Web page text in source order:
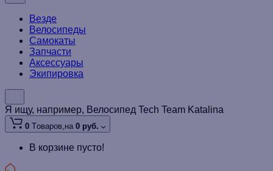
Везде
Велосипеды
Самокаты
Запчасти
Аксессуары
Экипировка
Я ищу, например, Велосипед Tech Team Katalina
0 Tоваров,на 0 руб.
В корзине пусто!